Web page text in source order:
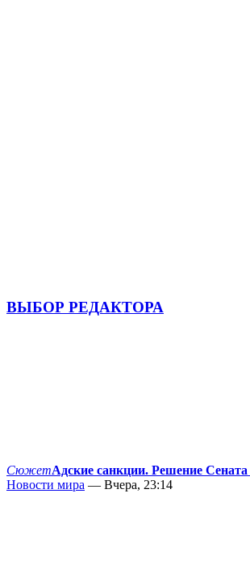
ВЫБОР РЕДАКТОРА
СюжетАдские санкции. Решение
Новости мира — Вчера, 23:14